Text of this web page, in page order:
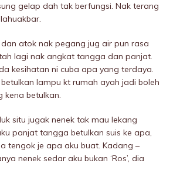
gelap dah tak berfungsi. Nak terang
atok nak pegang jug air pun rasa
lagi nak angkat tangga dan panjat.
kesihatan ni cuba apa yang terdaya.
lampu kt rumah ayah jadi boleh
kena betulkan.
situ jugak nenek tak mau lekang
panjat tangga betulkan suis ke apa,
tengok je apa aku buat. Kadang –
nenek sedar aku bukan ‘Ros’, dia